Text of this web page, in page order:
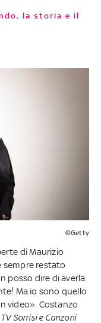
©Getty
di Maurizio
sempre restato
posso dire di averla
Ma io sono quello
video». Costanzo
TV Sorrisi e Canzoni